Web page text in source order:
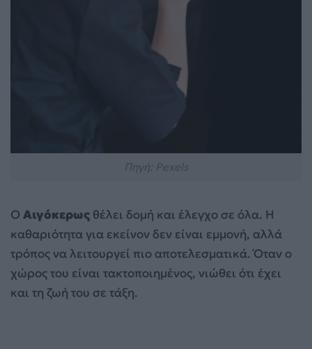
Ο Αιγόκερως θέλει δομή και έλεγχο σε όλα. Η
καθαριότητα για εκείνον δεν είναι εμμονή, αλλά
τρόπος να λειτουργεί πιο αποτελεσματικά. Όταν ο
χώρος του είναι τακτοποιημένος, νιώθει ότι έχει
και τη ζωή του σε τάξη.